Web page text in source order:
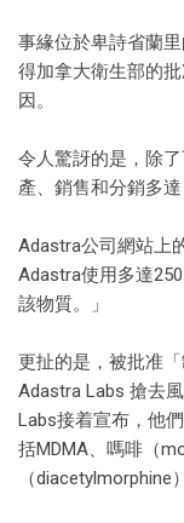
事緣位於卑詩省蘭
得加拿大衛生部的
因。
令人驚訝的是，除
產、銷售和分銷多
Adastra公司網站上
Adastra使用多達
該物質。」
更扯的是，被批准
Adastra Labs 搶去
Labs接着宣布，他
括MDMA、嗎啡（
（diacetylmorphine